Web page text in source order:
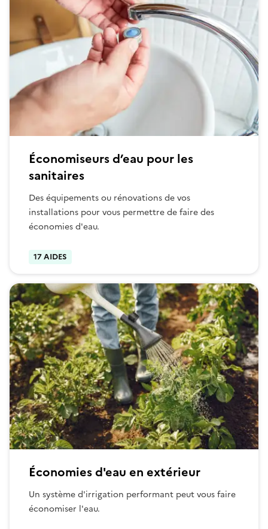
Économiseurs d’eau pour les
sanitaires
Des équipements ou rénovations de vos
installations pour vous permettre de faire des
économies d'eau.
17 AIDES
Économies d'eau en extérieur
Un système d'irrigation performant peut vous faire
économiser l'eau.